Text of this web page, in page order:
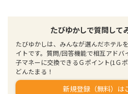
たびゆかしで質問して
たびゆかしは、みんなが選んだホテル
イトです。質問/回答機能で相互アドバ
子マネーに交換できるＧポイント(1Ｇ
どんたまる！
新規登録（無料）は